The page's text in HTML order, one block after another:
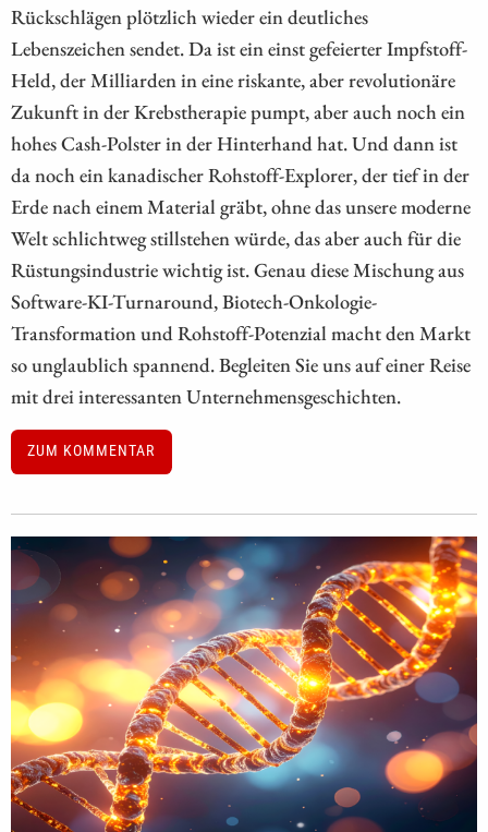
Rückschlägen plötzlich wieder ein deutliches
Lebenszeichen sendet. Da ist ein einst gefeierter Impfstoff-
Held, der Milliarden in eine riskante, aber revolutionäre
Zukunft in der Krebstherapie pumpt, aber auch noch ein
hohes Cash-Polster in der Hinterhand hat. Und dann ist
da noch ein kanadischer Rohstoff-Explorer, der tief in der
Erde nach einem Material gräbt, ohne das unsere moderne
Welt schlichtweg stillstehen würde, das aber auch für die
Rüstungsindustrie wichtig ist. Genau diese Mischung aus
Software-KI-Turnaround, Biotech-Onkologie-
Transformation und Rohstoff-Potenzial macht den Markt
so unglaublich spannend. Begleiten Sie uns auf einer Reise
mit drei interessanten Unternehmensgeschichten.
ZUM KOMMENTAR